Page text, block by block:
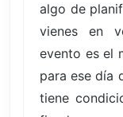
algo de
vienes en
evento es el
para ese día
tiene